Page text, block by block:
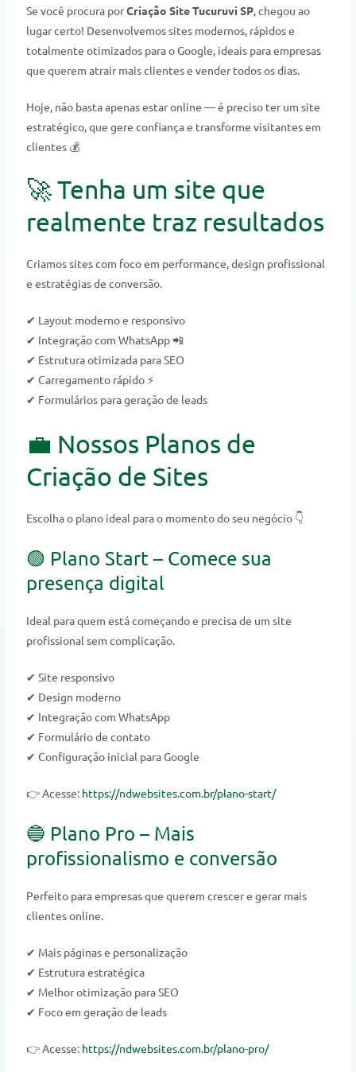
Se você procura porCriação Site Tucuruvi SP, chegou ao
lugar certo! Desenvolvemos sites modernos, rápidos e
totalmente otimizados para o Google, ideais para empresas
que querem atrair mais clientes e vender todos os dias.
Hoje, não basta apenas estar online — é preciso ter um site
estratégico, que gere confiança e transforme visitantes em
clientes 💰
🚀 Tenha um site que
realmente traz resultados
Criamos sites com foco em performance, design profissional
e estratégias de conversão.
✔ Layout moderno e responsivo
✔ Integração com WhatsApp 📲
✔ Estrutura otimizada para SEO
✔ Carregamento rápido ⚡
✔ Formulários para geração de leads
💼 Nossos Planos de
Criação de Sites
Escolha o plano ideal para o momento do seu negócio 👇
🟢 Plano Start – Comece sua
presença digital
Ideal para quem está começando e precisa de um site
profissional sem complicação.
✔ Site responsivo
✔ Design moderno
✔ Integração com WhatsApp
✔ Formulário de contato
✔ Configuração inicial para Google
👉 Acesse: https://ndwebsites.com.br/plano-start/
🔵 Plano Pro – Mais
profissionalismo e conversão
Perfeito para empresas que querem crescer e gerar mais
clientes online.
✔ Mais páginas e personalização
✔ Estrutura estratégica
✔ Melhor otimização para SEO
✔ Foco em geração de leads
👉 Acesse: https://ndwebsites.com.br/plano-pro/